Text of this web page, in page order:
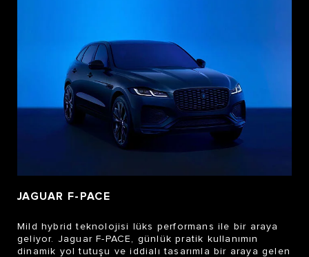
JAGUAR F-PACE
Mild hybrid teknolojisi lüks performans ile bir araya
geliyor. Jaguar F-PACE, günlük pratik kullanımın
dinamik yol tutuşu ve iddialı tasarımla bir araya gelen